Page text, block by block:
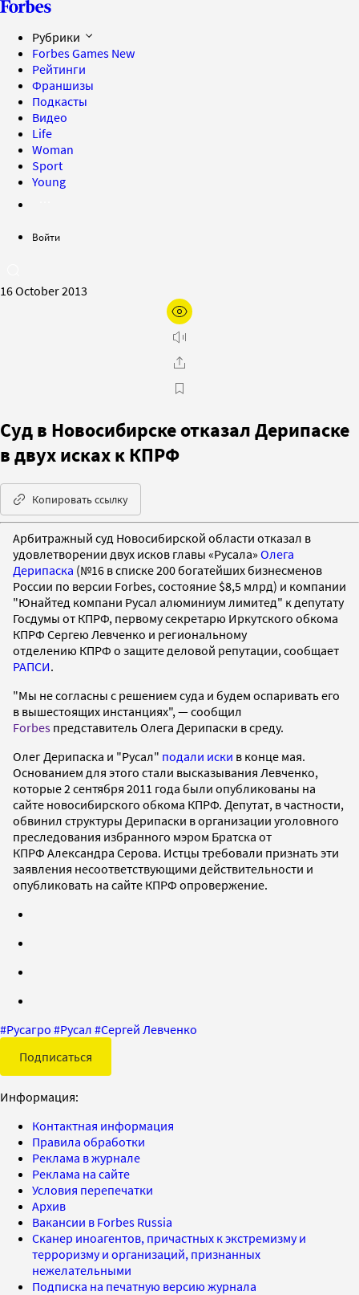
Рубрики
Forbes Games New
Рейтинги
Франшизы
Подкасты
Видео
Life
Woman
Sport
Young
Войти
16 October 2013
Суд в Новосибирске отказал Дерипаске
в двух исках к КПРФ
Копировать ссылку
Арбитражный суд Новосибирской области отказал в
удовлетворении двух исков главы «Русала» Олега
Дерипаска (№16 в списке 200 богатейших бизнесменов
России по версии Forbes, состояние $8,5 млрд) и компании
"Юнайтед компани Русал алюминиум лимитед" к депутату
Госдумы от КПРФ, первому секретарю Иркутского обкома
КПРФ Сергею Левченко и региональному
отделению КПРФ о защите деловой репутации, сообщает
РАПСИ.
"Мы не согласны с решением суда и будем оспаривать его
в вышестоящих инстанциях", — сообщил
Forbes представитель Олега Дерипаски в среду.
Олег Дерипаска и "Русал" подали иски в конце мая.
Основанием для этого стали высказывания Левченко,
которые 2 сентября 2011 года были опубликованы на
сайте новосибирского обкома КПРФ. Депутат, в частности,
обвинил структуры Дерипаски в организации уголовного
преследования избранного мэром Братска от
КПРФ Александра Серова. Истцы требовали признать эти
заявления несоответствующими действительности и
опубликовать на сайте КПРФ опровержение.
#Русагро #Русал #Сергей Левченко
Подписаться
Информация:
Контактная информация
Правила обработки
Реклама в журнале
Реклама на сайте
Условия перепечатки
Архив
Вакансии в Forbes Russia
Сканер иноагентов, причастных к экстремизму и
терроризму и организаций, признанных
нежелательными
Подписка на печатную версию журнала